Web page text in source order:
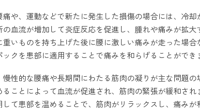
痛や、運動などで新たに発生した損傷の場合には、冷
の血流が増加して炎症反応を促進し、腫れや痛みが拡
重いものを持ち上げた後に腰に激しい痛みが走った場
ックを患部に適用することで痛みを和らげることができ
慢性的な腰痛や長期間にわたる筋肉の凝りが主な問題
ることによって血流が促進され、筋肉の緊張が緩和され
して患部を温めることで、筋肉がリラックスし、痛みが